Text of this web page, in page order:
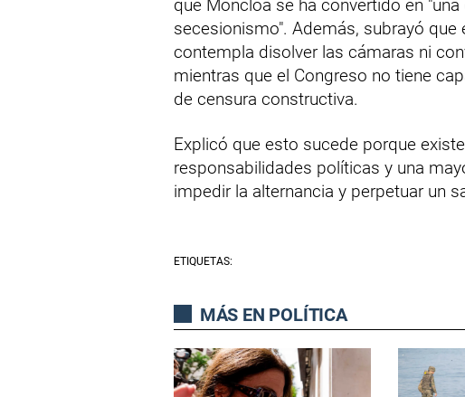
que Moncloa se ha convertido en
secesionismo". Además, subrayó
contempla disolver las cámaras ni
mientras que el Congreso no tiene
de censura constructiva.
Explicó que esto sucede porque
responsabilidades políticas y una
impedir la alternancia y perpetuar un
ETIQUETAS:
MÁS EN POLÍTICA